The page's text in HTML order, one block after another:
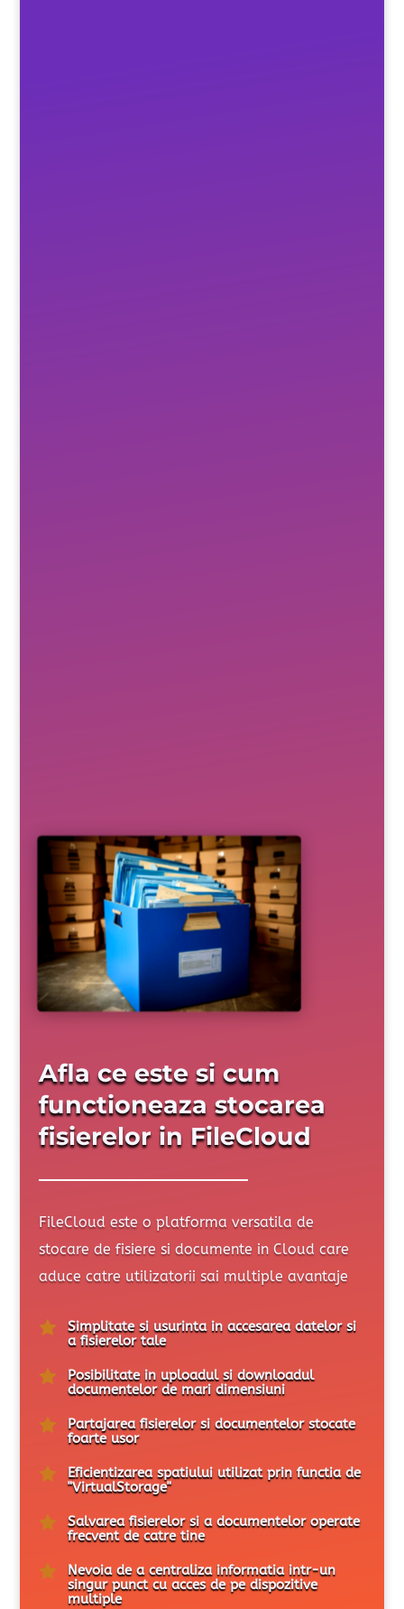
Afla ce este si cum
functioneaza stocarea
fisierelor in FileCloud
FileCloud este o platforma versatila de
stocare de fisiere si documente in Cloud care
aduce catre utilizatorii sai multiple avantaje

Simplitate si usurinta in accesarea datelor si
a fisierelor tale

Posibilitate in uploadul si downloadul
documentelor de mari dimensiuni

Partajarea fisierelor si documentelor stocate
foarte usor

Eficientizarea spatiului utilizat prin functia de
"VirtualStorage"

Salvarea fisierelor si a documentelor operate
frecvent de catre tine

Nevoia de a centraliza informatia intr-un
singur punct cu acces de pe dispozitive
multiple